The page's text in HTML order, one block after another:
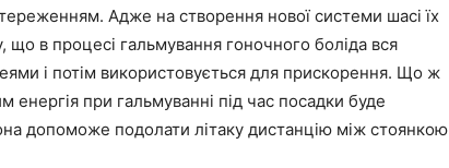
Адже на створення нової системи шасі їх
в процесі гальмування гоночного боліда вся
і потім використовується для прискорення. Що ж
енергія при гальмуванні під час посадки буде
допоможе подолати літаку дистанцію між стоянкою